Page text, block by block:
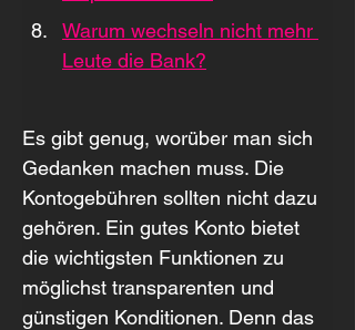
Warum wechseln nicht mehr
Leute die Bank?
Es gibt genug, worüber man sich
Gedanken machen muss. Die
Kontogebühren sollten nicht dazu
gehören. Ein gutes Konto bietet
die wichtigsten Funktionen zu
möglichst transparenten und
günstigen Konditionen. Denn das